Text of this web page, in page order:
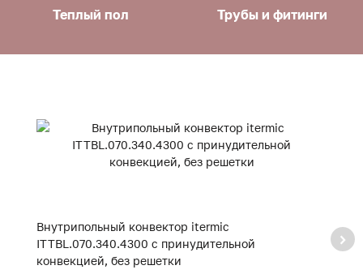
Теплый пол Трубы и фитинги
Внутрипольный конвектор itermic
ITTBL.070.340.4300 с принудительной
конвекцией, без решетки